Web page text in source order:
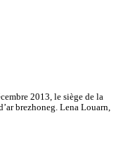
2013, le siège de la
brezhoneg. Lena Louarn,